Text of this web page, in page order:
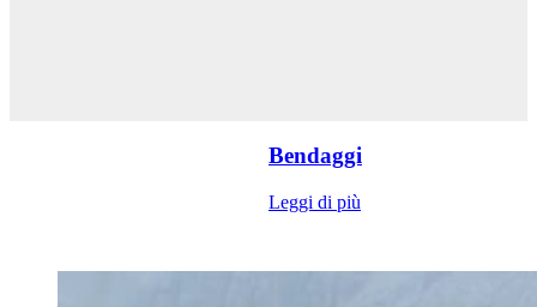
Bendaggi
Leggi di più